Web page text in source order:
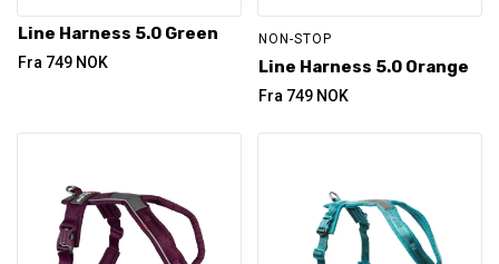
Line Harness 5.0 Green
Fra 749 NOK
NON-STOP
Line Harness 5.0 Orange
Fra 749 NOK